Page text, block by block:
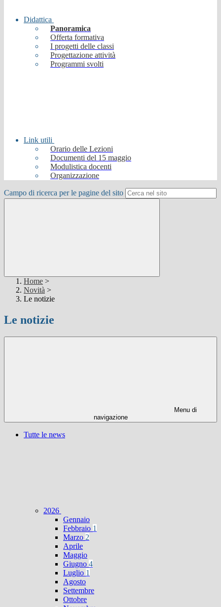
Didattica
Panoramica
Offerta formativa
I progetti delle classi
Progettazione attività
Programmi svolti
Link utili
Orario delle Lezioni
Documenti del 15 maggio
Modulistica docenti
Organizzazione
Campo di ricerca per le pagine del sito
Home >
Novità >
Le notizie
Le notizie
Menu di
navigazione
Tutte le news
2026
Gennaio
Febbraio 1
Marzo 2
Aprile
Maggio
Giugno 4
Luglio 1
Agosto
Settembre
Ottobre